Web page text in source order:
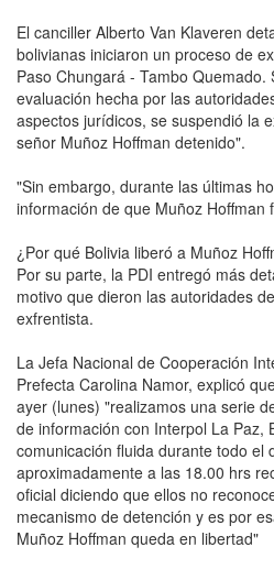
El canciller Alberto Van Klaveren
bolivianas iniciaron un proceso de
Paso Chungará - Tambo
evaluación hecha por las
aspectos jurídicos, se suspendió la
señor Muñoz Hoffman detenido".
"Sin embargo, durante las últimas
información de que Muñoz Hoffman
¿Por qué Bolivia liberó a Muñoz
Por su parte, la PDI entregó más
motivo que dieron las autoridades
exfrentista.
La Jefa Nacional de Cooperación
Prefecta Carolina Namor, explicó
ayer (lunes) "realizamos una serie
de información con Interpol La Paz,
comunicación fluida durante todo el
aproximadamente a las 18.00 hrs
oficial diciendo que ellos no
mecanismo de detención y es por
Muñoz Hoffman queda en libertad"